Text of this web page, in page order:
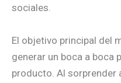
sociales.
El objetivo principal del
generar un boca a boca
producto. Al sorprender